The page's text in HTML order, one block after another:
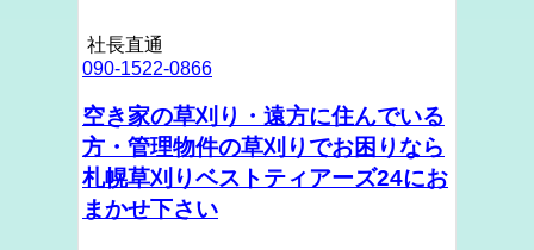
社長直通
090-1522-0866
空き家の草刈り・遠方に住んでいる
方・管理物件の草刈りでお困りなら
札幌草刈りベストティアーズ24にお
まかせ下さい